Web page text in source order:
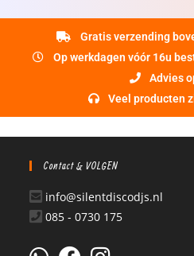
Gratis verzending
Op werkdagen vóór 16u
Advies
Veel producten
Contact & VOLGEN
info@silentdiscodjs.nl
085 - 0730 175